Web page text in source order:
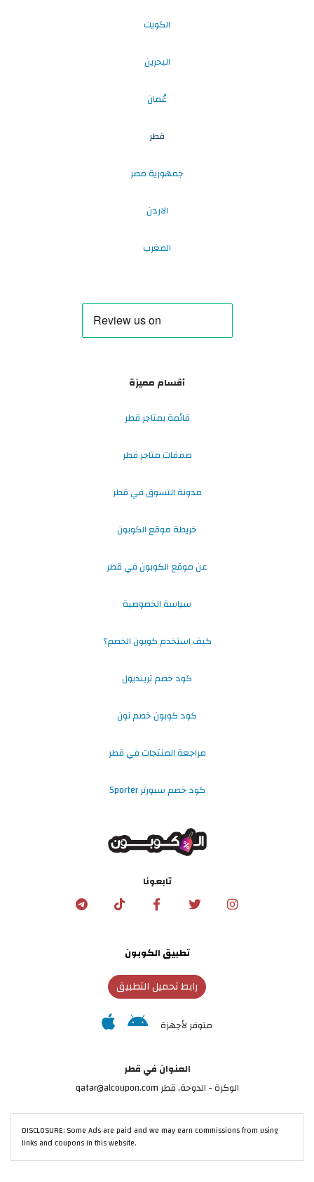
الكويت
البحرين
عُمان
قطر
جمهورية مصر
الاردن
المغرب
أقسام مميزة
قائمة بمتاجر قطر
صفقات متاجر قطر
مدونة التسوق في قطر
خريطة موقع الكوبون
عن موقع الكوبون في قطر
سياسة الخصوصية
كيف استخدم كوبون الخصم؟
كود خصم ترينديول
كود كوبون خصم نون
مراجعة المنتجات في قطر
كود خصم سبورتر Sporter
تابعونا
تطبيق الكوبون
رابط تحميل التطبيق
متوفر لأجهزة
العنوان في قطر
الوكرة - الدوحة, قطر qatar@alcoupon.com
DISCLOSURE: Some Ads are paid and we may earn commissions from using
links and coupons in this website.